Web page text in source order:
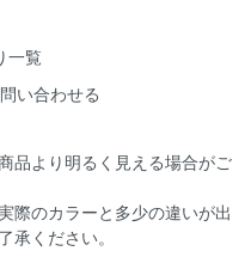
一覧
い合わせる
品より明るく見える場合がご
際のカラーと多少の違いが出
承ください。